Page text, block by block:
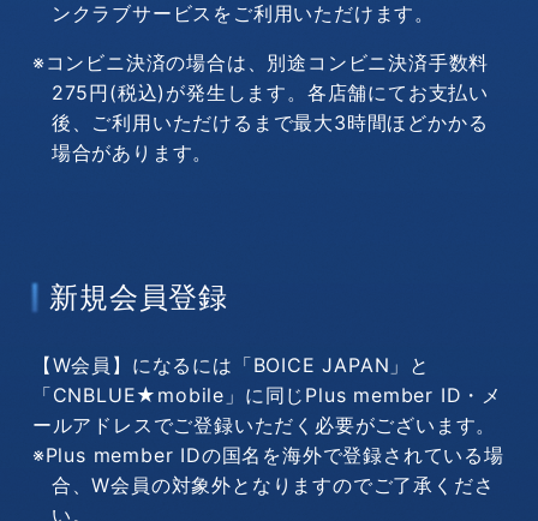
ンクラブサービスをご利用いただけます。
※コンビニ決済の場合は、別途コンビニ決済手数料
275円(税込)が発生します。各店舗にてお支払い
後、ご利用いただけるまで最大3時間ほどかかる
場合があります。
新規会員登録
【W会員】になるには「BOICE JAPAN」と
「CNBLUE★mobile」に同じPlus member ID・メ
ールアドレスでご登録いただく必要がございます。
※Plus member IDの国名を海外で登録されている場
合、W会員の対象外となりますのでご了承くださ
い。